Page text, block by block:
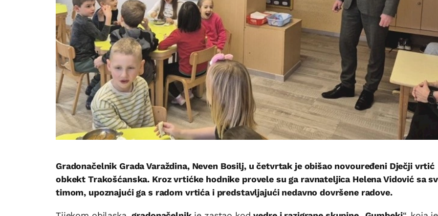
Gradonačelnik Grada Varaždina, Neven Bosilj, u četvrtak je obišao novouređeni Dječji vrtić
obkekt Trakošćanska. Kroz vrtićke hodnike provele su ga ravnateljica Helena Vidović sa
timom, upoznajući ga s radom vrtića i predstavljajući nedavno dovršene radove.